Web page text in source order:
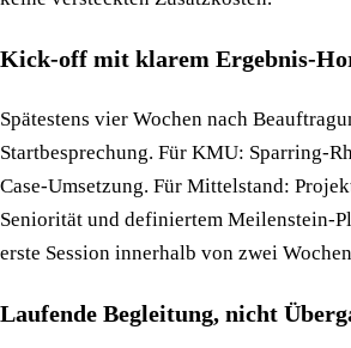
Kick-off mit klarem Ergebnis-
Spätestens vier Wochen nach
Startbesprechung. Für KMU: Sparring-
Case-Umsetzung. Für Mittelstand:
Seniorität und definiertem Meilenstein-
erste Session innerhalb von zwei
Laufende Begleitung, nicht